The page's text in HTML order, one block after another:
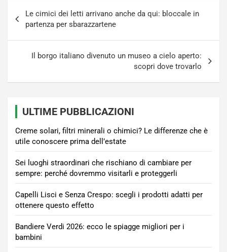
articoli
Le cimici dei letti arrivano anche da qui: bloccale in
partenza per sbarazzartene
Il borgo italiano divenuto un museo a cielo aperto:
scopri dove trovarlo
ULTIME PUBBLICAZIONI
Creme solari, filtri minerali o chimici? Le differenze che è
utile conoscere prima dell’estate
Sei luoghi straordinari che rischiano di cambiare per
sempre: perché dovremmo visitarli e proteggerli
Capelli Lisci e Senza Crespo: scegli i prodotti adatti per
ottenere questo effetto
Bandiere Verdi 2026: ecco le spiagge migliori per i
bambini